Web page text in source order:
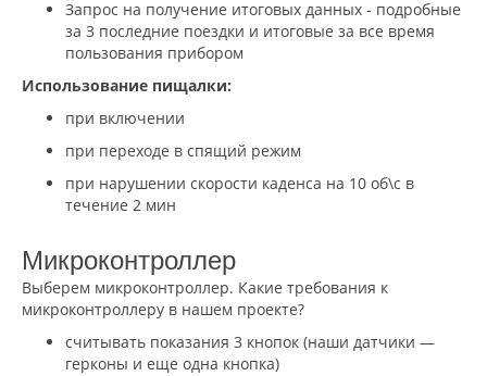
Запрос на получение итоговых данных - подробные
за 3 последние поездки и итоговые за все время
пользования прибором
Использование пищалки:
при включении
при переходе в спящий режим
при нарушении скорости каденса на 10 об\с в
течение 2 мин
Микроконтроллер
Выберем микроконтроллер. Какие требования к
микроконтроллеру в нашем проекте?
считывать показания 3 кнопок (наши датчики —
герконы и еще одна кнопка)